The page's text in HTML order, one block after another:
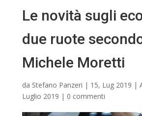
Le novità sugli
due ruote
Michele Moretti
da Stefano Panzeri | 15, Lug 2019 |
Luglio 2019 | 0 commenti